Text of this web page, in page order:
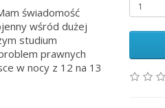
świadomość
wśród dużej
studium
prawnych
w nocy z 12 na 13